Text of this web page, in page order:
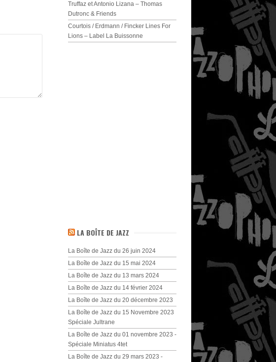
Truffaz et Antonio Lizana – Thomas
Dutronc & Friends
Courtois / Erdmann / Fincker Lines For
Lions – Label La Buissonne
LA BOÎTE DE JAZZ
La Boîte de Jazz du 26 juin 2024
La Boîte de Jazz du 15 mai 2024
La Boîte de Jazz du 13 mars 2024
La Boîte de Jazz du 14 février 2024
La Boîte de Jazz du 20 décembre 2023
La Boîte de Jazz du 15 Novembre 2023
Spéciale Jultrane
La Boîte de Jazz du 01 novembre 2023 -
Spéciale Miniatus 4tet
La Boîte de Jazz du 29 mars 2023 -